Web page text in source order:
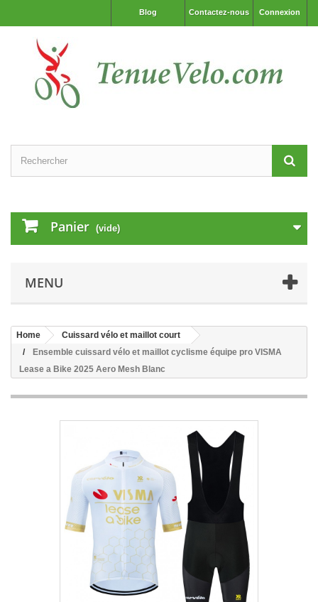
Connexion
Contactez-nous
Blog
Panier (vide)
MENU
Home
Cuissard vélo et maillot court
Ensemble cuissard vélo et maillot cyclisme équipe pro VISMA
Lease a Bike 2025 Aero Mesh Blanc